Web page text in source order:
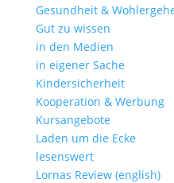
Gesundheit &
Gut zu wissen
in den Medien
in eigener Sache
Kindersicherheit
Kooperation & Werbung
Kursangebote
Laden um die Ecke
lesenswert
Lornas Review (english)